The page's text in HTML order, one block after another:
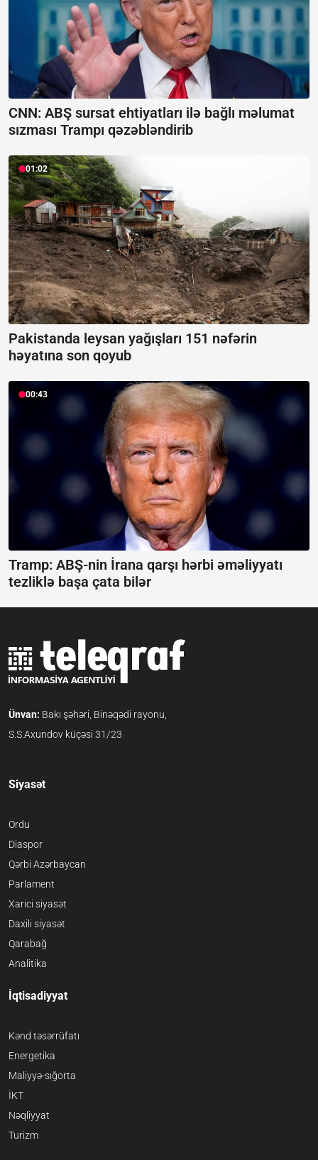
CNN: ABŞ sursat ehtiyatları ilə bağlı məlumat
sızması Trampı qəzəbləndirib
01:02
Pakistanda leysan yağışları 151 nəfərin
həyatına son qoyub
00:43
Tramp: ABŞ-nin İrana qarşı hərbi əməliyyatı
tezliklə başa çata bilər
Ünvan: Bakı şəhəri, Binəqədi rayonu,
S.S.Axundov küçəsi 31/23
Siyasət
Ordu
Diaspor
Qərbi Azərbaycan
Parlament
Xarici siyasət
Daxili siyasət
Qarabağ
Analitika
İqtisadiyyat
Kənd təsərrüfatı
Energetika
Maliyyə-sığorta
İKT
Nəqliyyat
Turizm